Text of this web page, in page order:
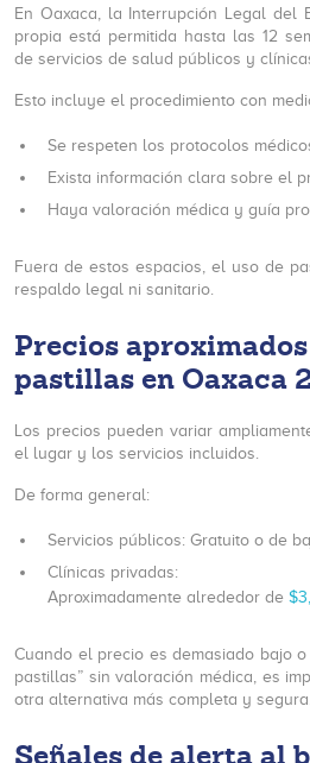
En Oaxaca, la Interrupción Legal del
propia está permitida hasta las 12
de servicios de salud públicos y
Esto incluye el procedimiento con
Se respeten los protocolos
Exista información clara sobre el
Haya valoración médica y guía
Fuera de estos espacios, el uso de
respaldo legal ni sanitario.
Precios
pastillas en Oaxaca
Los precios pueden variar
el lugar y los servicios incluidos.
De forma general:
Servicios públicos: Gratuito o de
Clínicas privadas:
Aproximadamente alrededor de
Cuando el precio es demasiado bajo
pastillas” sin valoración médica, es
otra alternativa más completa y segura.